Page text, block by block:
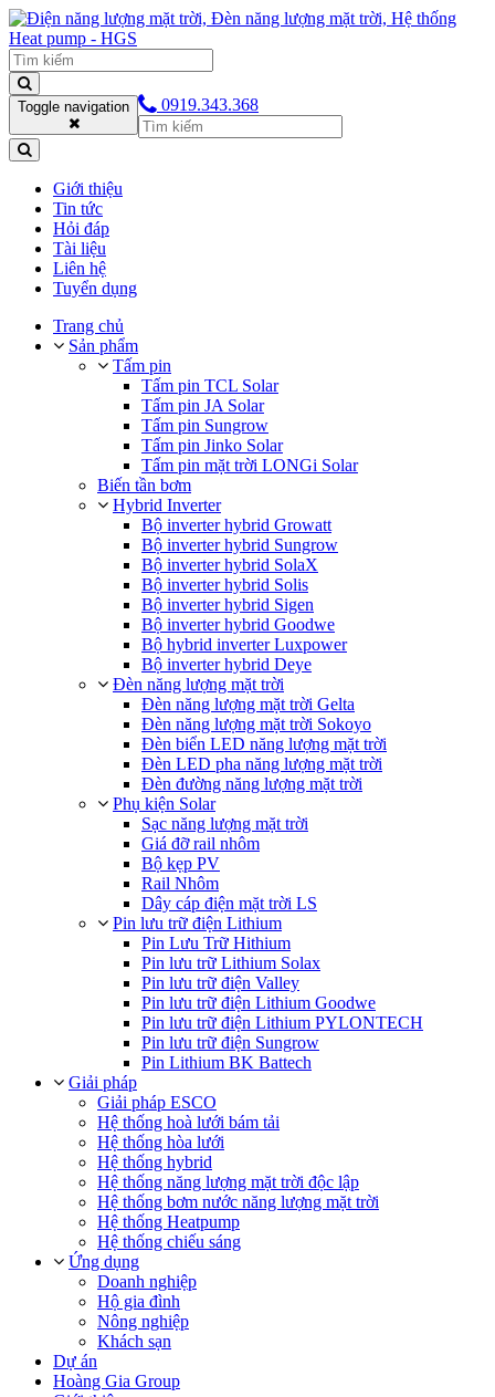
Toggle navigation 0919.343.368
Giới thiệu
Tin tức
Hỏi đáp
Tài liệu
Liên hệ
Tuyển dụng
Trang chủ
Sản phẩm
Tấm pin
Tấm pin TCL Solar
Tấm pin JA Solar
Tấm pin Sungrow
Tấm pin Jinko Solar
Tấm pin mặt trời LONGi Solar
Biến tần bơm
Hybrid Inverter
Bộ inverter hybrid Growatt
Bộ inverter hybrid Sungrow
Bộ inverter hybrid SolaX
Bộ inverter hybrid Solis
Bộ inverter hybrid Sigen
Bộ inverter hybrid Goodwe
Bộ hybrid inverter Luxpower
Bộ inverter hybrid Deye
Đèn năng lượng mặt trời
Đèn năng lượng mặt trời Gelta
Đèn năng lượng mặt trời Sokoyo
Đèn biển LED năng lượng mặt trời
Đèn LED pha năng lượng mặt trời
Đèn đường năng lượng mặt trời
Phụ kiện Solar
Sạc năng lượng mặt trời
Giá đỡ rail nhôm
Bộ kẹp PV
Rail Nhôm
Dây cáp điện mặt trời LS
Pin lưu trữ điện Lithium
Pin Lưu Trữ Hithium
Pin lưu trữ Lithium Solax
Pin lưu trữ điện Valley
Pin lưu trữ điện Lithium Goodwe
Pin lưu trữ điện Lithium PYLONTECH
Pin lưu trữ điện Sungrow
Pin Lithium BK Battech
Giải pháp
Giải pháp ESCO
Hệ thống hoà lưới bám tải
Hệ thống hòa lưới
Hệ thống hybrid
Hệ thống năng lượng mặt trời độc lập
Hệ thống bơm nước năng lượng mặt trời
Hệ thống Heatpump
Hệ thống chiếu sáng
Ứng dụng
Doanh nghiệp
Hộ gia đình
Nông nghiệp
Khách sạn
Dự án
Hoàng Gia Group